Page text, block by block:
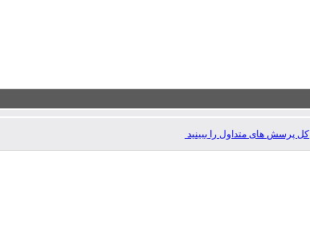
کل پرسش های متداول را ببینید